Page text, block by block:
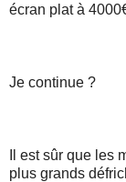
écran plat à
Je continue ?
Il est sûr que les
plus grands